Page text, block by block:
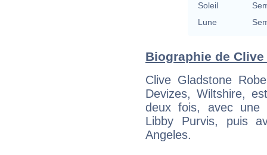
Soleil
Lune
Biographie de
Clive Gladstone
Devizes, Wiltshire,
deux fois, avec une
Libby Purvis, puis
Angeles.